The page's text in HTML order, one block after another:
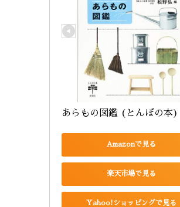
あらもの図鑑 (とんぼの本)
Amazonで見る
楽天市場で見る
Yahoo!ショッピングで見る